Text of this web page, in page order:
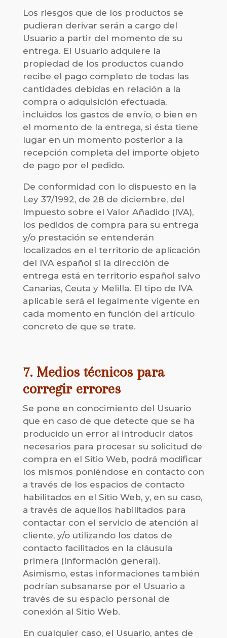
Los riesgos que de los productos se
pudieran derivar serán a cargo del
Usuario a partir del momento de su
entrega. El Usuario adquiere la
propiedad de los productos cuando
recibe el pago completo de todas las
cantidades debidas en relación a la
compra o adquisición efectuada,
incluidos los gastos de envío, o bien en
el momento de la entrega, si ésta tiene
lugar en un momento posterior a la
recepción completa del importe objeto
de pago por el pedido.
De conformidad con lo dispuesto en la
Ley 37/1992, de 28 de diciembre, del
Impuesto sobre el Valor Añadido (IVA),
los pedidos de compra para su entrega
y/o prestación se entenderán
localizados en el territorio de aplicación
del IVA español si la dirección de
entrega está en territorio español salvo
Canarias, Ceuta y Melilla. El tipo de IVA
aplicable será el legalmente vigente en
cada momento en función del artículo
concreto de que se trate.
7. Medios técnicos para
corregir errores
Se pone en conocimiento del Usuario
que en caso de que detecte que se ha
producido un error al introducir datos
necesarios para procesar su solicitud de
compra en el Sitio Web, podrá modificar
los mismos poniéndose en contacto con
a través de los espacios de contacto
habilitados en el Sitio Web, y, en su caso,
a través de aquellos habilitados para
contactar con el servicio de atención al
cliente, y/o utilizando los datos de
contacto facilitados en la cláusula
primera (Información general).
Asimismo, estas informaciones también
podrían subsanarse por el Usuario a
través de su espacio personal de
conexión al Sitio Web.
En cualquier caso, el Usuario, antes de